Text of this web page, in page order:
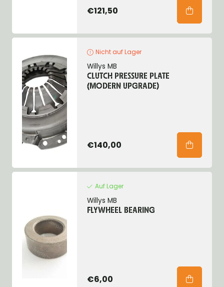
€121,50
Nicht auf Lager
Willys MB
CLUTCH PRESSURE PLATE
(MODERN UPGRADE)
€140,00
Auf Lager
Willys MB
FLYWHEEL BEARING
€6,00